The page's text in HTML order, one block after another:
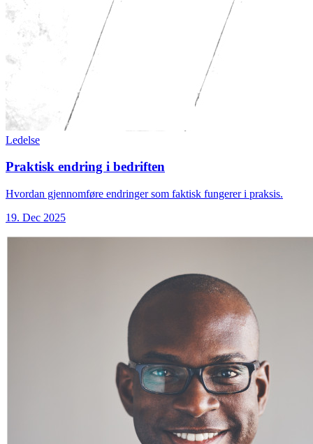
Ledelse
Praktisk endring i bedriften
Hvordan gjennomføre endringer som faktisk fungerer i praksis.
19. Dec 2025